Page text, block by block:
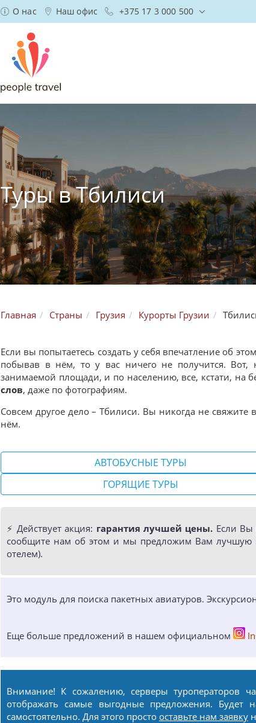
О нас Наш офис +375 17 3 000 500
Туры в Тбилиси
Главная Страны Грузия Курорты Грузии
Если вы попытаетесь создать у себя впечатление об
побывав в нём, то у вас ничего не получится.
занимаемой площади, и по населению, все, кстати, на
слов, даже по фотографиям.
Совсем другое дело – Тбилиси. Вы никогда не
нём.
АВТОБУСНЫЕ ТУРЫ
ГОРЯЩИЕ ТУРЫ
⚡️ Действует акция: гарантия лучшей цены. Если Вы
сообщите нам об этом и мы предложим Вам лучшую
отелем).
Это модуль для поиска пакетных авиатуров.
Еще больше предложений в нашем официальном
Внимание! К сожалению, серверы туроператоров
отображать самые выгодные предложения.
самостоятельно. Для этого просто оставьте нам заявку